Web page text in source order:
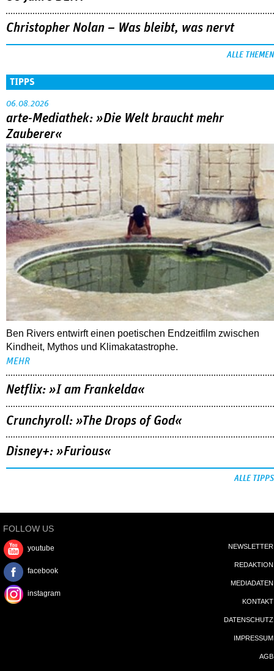
Christopher Nolan – Was bleibt, was nervt
ALLE THEMEN
TIPPS
06.08.2026
arte-Mediathek: »Die Welt braucht mehr
Zauberer«
Ben Rivers entwirft einen poetischen Endzeitfilm zwischen
Kindheit, Mythos und Klimakatastrophe.
MEHR
Netflix: »I am Frankelda«
Crunchyroll: »The Drops of God«
Disney+: »Furious«
ALLE TIPPS
FOLLOW US
youtube
facebook
instagram
NEWSLETTER
REDAKTION
MEDIADATEN
KONTAKT
DATENSCHUTZ
IMPRESSUM
AGB